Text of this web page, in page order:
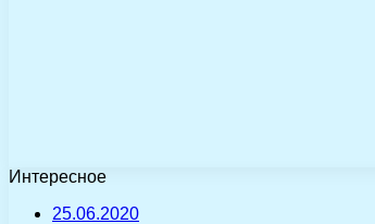
Интересное
25.06.2020